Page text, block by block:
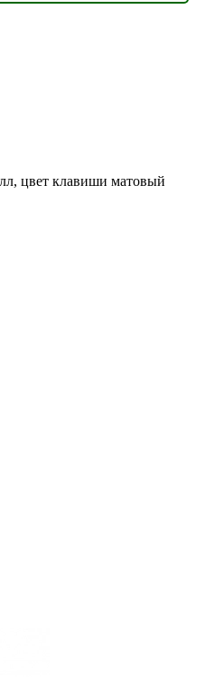
цвет клавиши матовый